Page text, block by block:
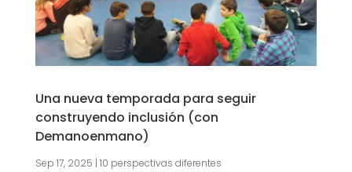
Una nueva temporada para seguir
construyendo inclusión (con
Demanoenmano)
Sep 17, 2025 | 10 perspectivas diferentes